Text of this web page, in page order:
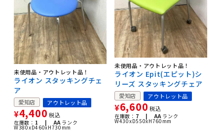
未使用品・アウトレット品！
ライオン スタッキングチェ
ア
愛知店 アウトレット品
¥4,400 税込
在庫数： 1 | AAランク
W380xD460xH730mm
未使用品・アウトレット品！
ライオン Epit(エピット)シ
リーズ スタッキングチェア
愛知店 アウトレット品
¥6,600 税込
在庫数： 7 | AA ランク
W430xD550xH760mm